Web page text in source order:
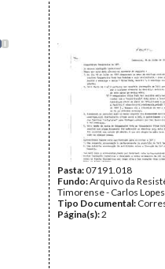
I
Pasta:07191.018
Fundo:Arquivo da
Timorense - Carlos Lopes
Tipo Documental:
Página(s):2